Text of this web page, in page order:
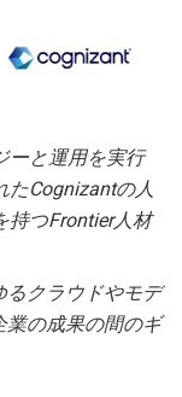
ーと運用を実行
たCognizantの人
持つFrontier人材
るクラウドやモデ
の成果の間のギ